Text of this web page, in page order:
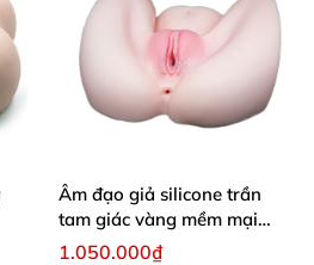
Âm đạo giả silicone trần
tam giác vàng mềm mại
thật nhất
1.050.000₫